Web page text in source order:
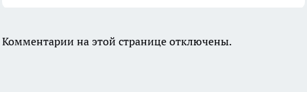
Комментарии на этой странице отключены.